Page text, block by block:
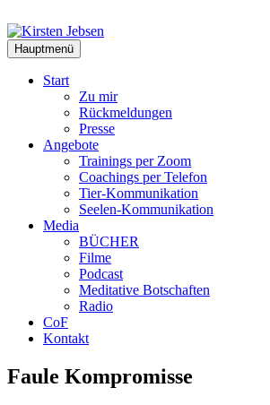
Inhalt
springen
Hauptmenü
Start
Zu mir
Rückmeldungen
Presse
Angebote
Trainings per Zoom
Coachings per Telefon
Tier-Kommunikation
Seelen-Kommunikation
Media
BÜCHER
Filme
Podcast
Meditative Botschaften
Radio
CoF
Kontakt
Faule Kompromisse